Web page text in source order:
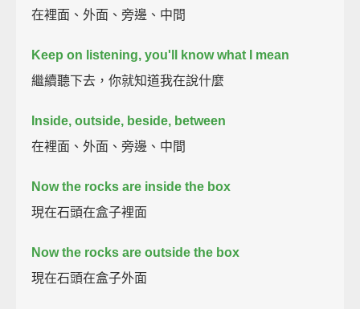
在裡面、外面、旁邊、中間
Keep on listening, you'll know what I mean
繼續聽下去，你就知道我在說什麼
Inside, outside, beside, between
在裡面、外面、旁邊、中間
Now the rocks are inside the box
現在石頭在盒子裡面
Now the rocks are outside the box
現在石頭在盒子外面